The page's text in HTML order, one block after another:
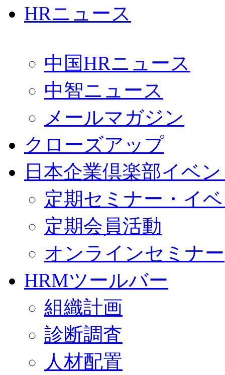
HRニュース
中国HRニュース
中智ニュース
メールマガジン
クローズアップ
日本企業倶楽部イベ
定期セミナー・イ
定期会員活動
オンラインセミナー
HRMツールバー
組織計画
診断調査
人材配置